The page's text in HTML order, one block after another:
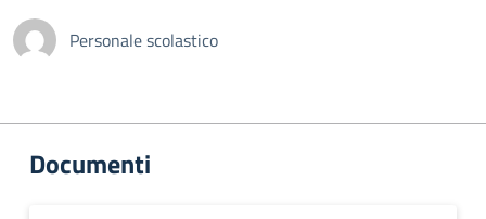
Personale scolastico
Documenti